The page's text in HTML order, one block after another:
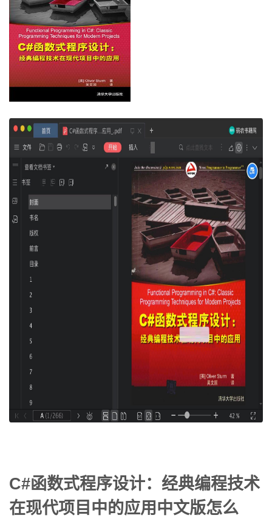
C#函数式程序设计：经典编程技术
在现代项目中的应用中文版怎么